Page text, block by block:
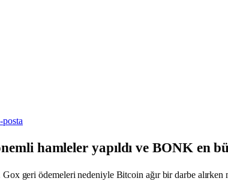
posta
hamleler yapıldı ve BONK en
Gox geri ödemeleri nedeniyle Bitcoin ağır bir darbe